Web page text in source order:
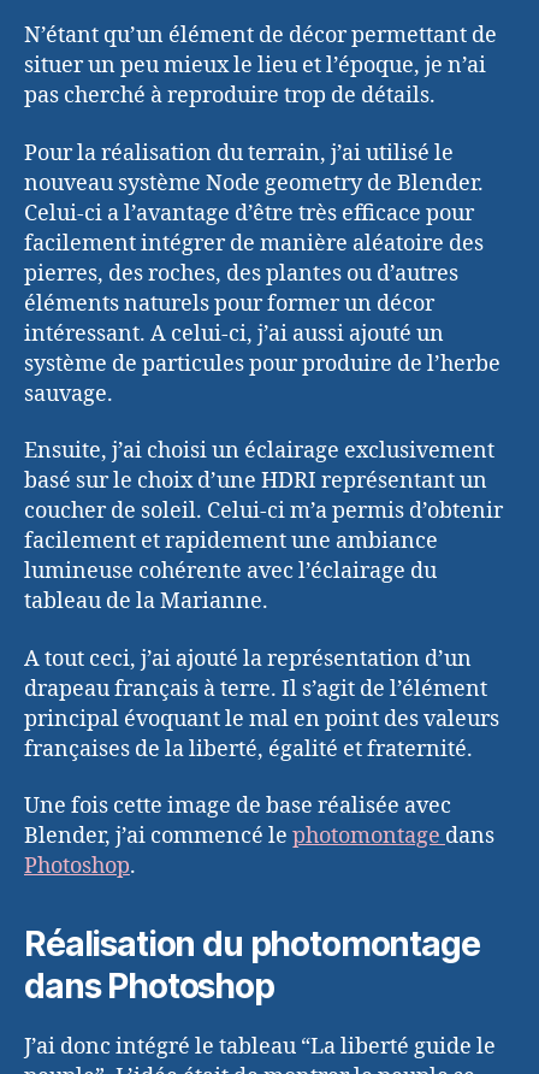
N’étant qu’un élément de décor permettant de
situer un peu mieux le lieu et l’époque, je n’ai
pas cherché à reproduire trop de détails.
Pour la réalisation du terrain, j’ai utilisé le
nouveau système Node geometry de Blender.
Celui-ci a l’avantage d’être très efficace pour
facilement intégrer de manière aléatoire des
pierres, des roches, des plantes ou d’autres
éléments naturels pour former un décor
intéressant. A celui-ci, j’ai aussi ajouté un
système de particules pour produire de l’herbe
sauvage.
Ensuite, j’ai choisi un éclairage exclusivement
basé sur le choix d’une HDRI représentant un
coucher de soleil. Celui-ci m’a permis d’obtenir
facilement et rapidement une ambiance
lumineuse cohérente avec l’éclairage du
tableau de la Marianne.
A tout ceci, j’ai ajouté la représentation d’un
drapeau français à terre. Il s’agit de l’élément
principal évoquant le mal en point des valeurs
françaises de la liberté, égalité et fraternité.
Une fois cette image de base réalisée avec
Blender, j’ai commencé le photomontage dans
Photoshop.
Réalisation du photomontage
dans Photoshop
J’ai donc intégré le tableau “La liberté guide le